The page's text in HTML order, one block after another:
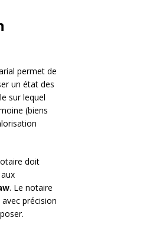
permet de
un état des
sur lequel
(biens
doit
. Le notaire
précision